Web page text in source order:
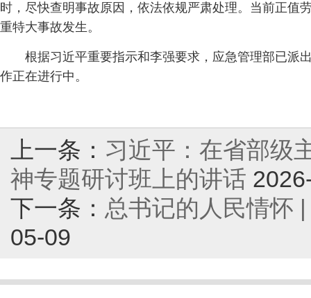
时，尽快查明事故原因，依法依规严肃处理。当前正值
重特大事故发生。
根据习近平重要指示和李强要求，应急管理部已派
作正在进行中。
上一条： 习近平：在省部级
神专题研讨班上的讲话
下一条： 总书记的人民情怀
05-09